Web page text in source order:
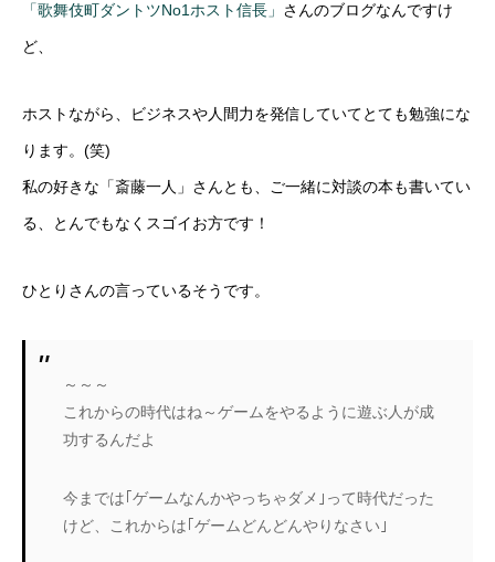
「歌舞伎町ダントツNo1ホスト信長」 さんのブログなんですけ
ど、
ホストながら、ビジネスや人間力を発信していてとても勉強にな
ります。(笑)
私の好きな「斎藤一人」さんとも、ご一緒に対談の本も書いてい
る、とんでもなくスゴイお方です！
ひとりさんの言っているそうです。
～～～
これからの時代はね～ゲームをやるように遊ぶ人が成
功するんだよ
今までは｢ゲームなんかやっちゃダメ｣って時代だった
けど、これからは｢ゲームどんどんやりなさい｣